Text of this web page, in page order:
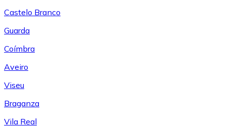
Castelo Branco
Guarda
Coímbra
Aveiro
Viseu
Braganza
Vila Real